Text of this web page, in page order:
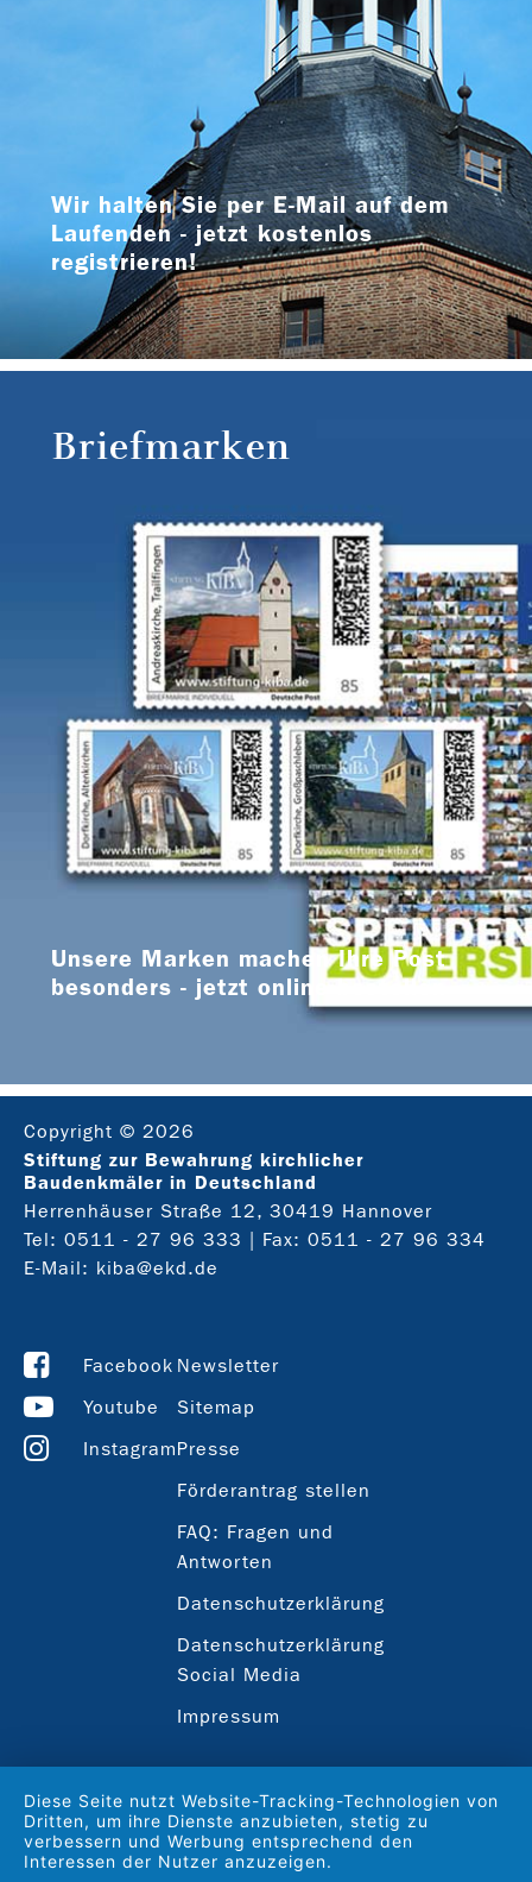
Wir halten Sie per E-Mail auf dem
Laufenden - jetzt kostenlos
registrieren!
Briefmarken
Unsere Marken machen Ihre Post
besonders - jetzt online bestellen
Copyright © 2026
Stiftung zur Bewahrung kirchlicher
Baudenkmäler in Deutschland
Herrenhäuser Straße 12, 30419 Hannover
Tel: 0511 - 27 96 333
| Fax: 0511 - 27 96 334
E-Mail: kiba@ekd.de
Facebook
Youtube
Instagram
Newsletter
Sitemap
Presse
Förderantrag stellen
FAQ: Fragen und
Antworten
Datenschutzerklärung
Datenschutzerklärung
Social Media
Impressum
Diese Seite nutzt Website-Tracking-Technologien von
Dritten, um ihre Dienste anzubieten, stetig zu
verbessern und Werbung entsprechend den
Interessen der Nutzer anzuzeigen.